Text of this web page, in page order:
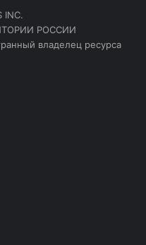
РОССИИ
владелец ресурса